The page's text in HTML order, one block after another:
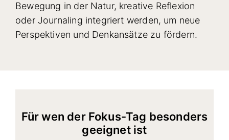
Bewegung in der Natur, kreative Reflexion
oder Journaling integriert werden, um neue
Perspektiven und Denkansätze zu fördern.
Für wen der Fokus-Tag besonders
geeignet ist